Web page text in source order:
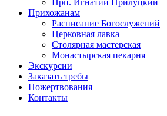
Прп. Игнатий Прилуцкий
Прихожанам
Расписание Богослужений
Церковная лавка
Столярная мастерская
Монастырская пекарня
Экскурсии
Заказать требы
Пожертвования
Контакты